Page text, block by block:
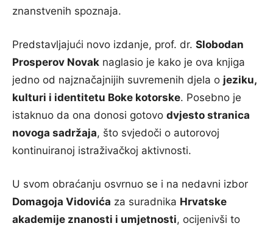
znanstvenih spoznaja.
Predstavljajući novo izdanje, prof. dr. Slobodan
Prosperov Novak naglasio je kako je ova knjiga
jedno od najznačajnijih suvremenih djela o jeziku,
kulturi i identitetu Boke kotorske. Posebno je
istaknuo da ona donosi gotovo dvjesto stranica
novoga sadržaja, što svjedoči o autorovoj
kontinuiranoj istraživačkoj aktivnosti.
U svom obraćanju osvrnuo se i na nedavni izbor
Domagoja Vidovića za suradnika Hrvatske
akademije znanosti i umjetnosti, ocijenivši to